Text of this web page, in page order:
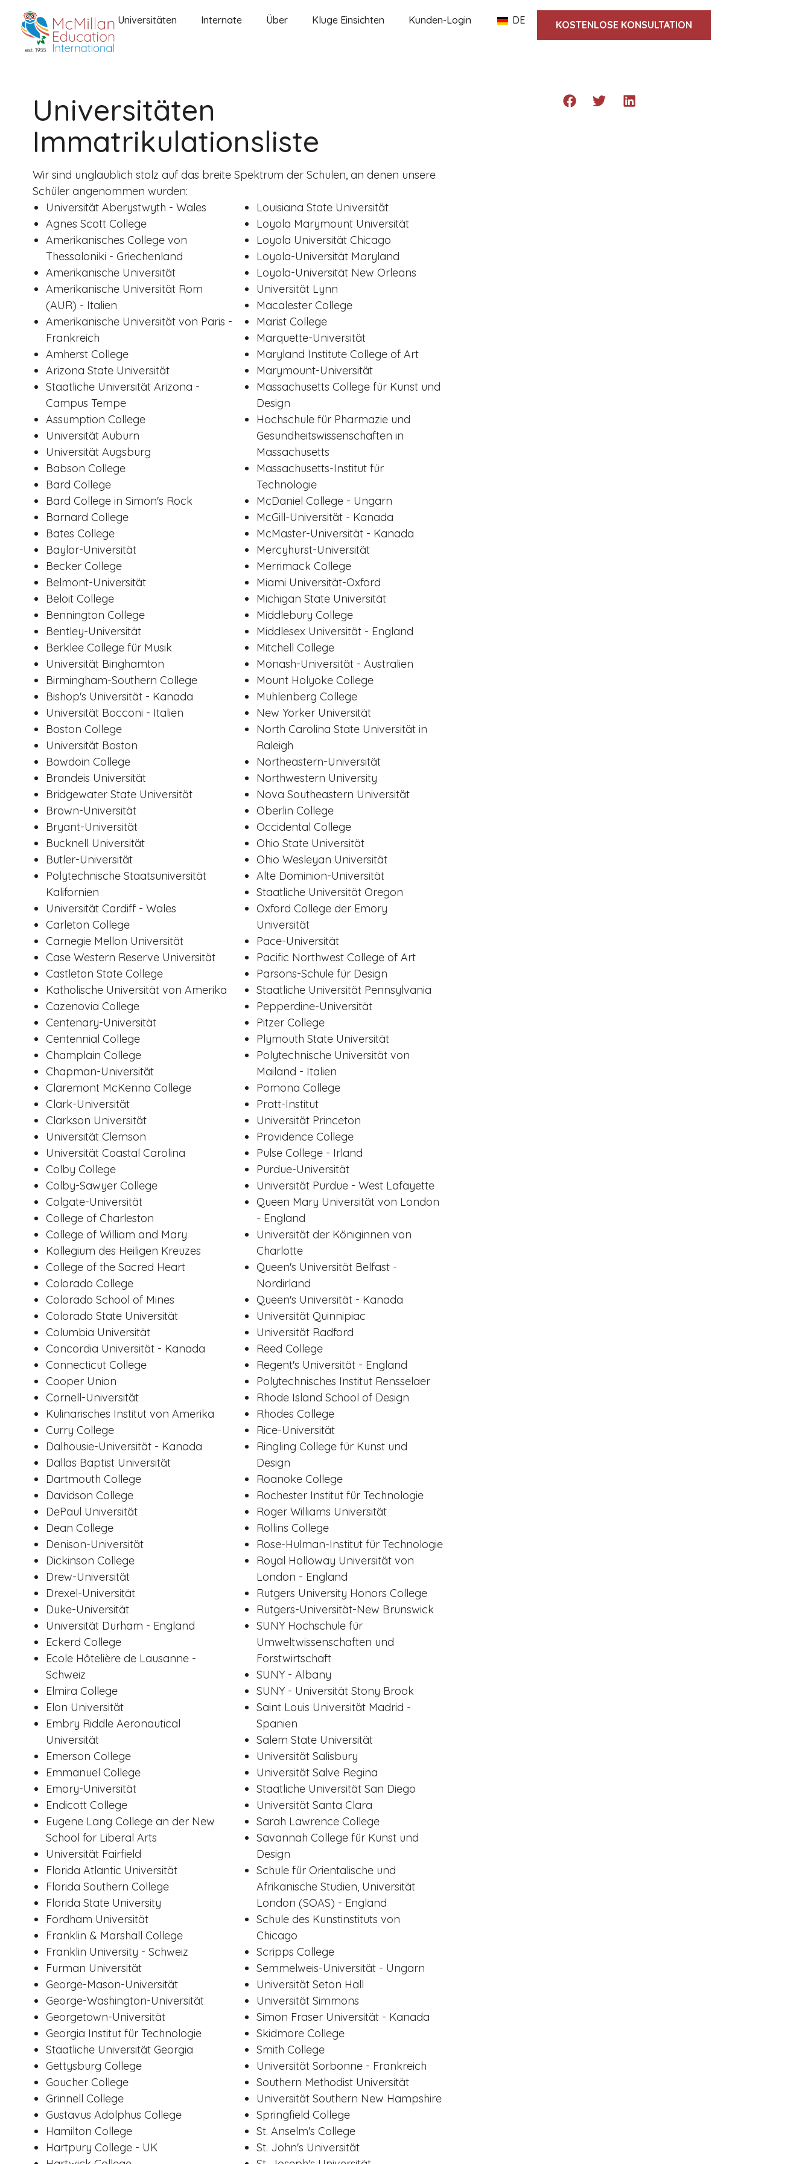
Universitäten Internate Über Kluge Einsichten Kunden-Login DE KOSTENLOSE KONSULTATION
Universitäten
Immatrikulationsliste
Wir sind unglaublich stolz auf das breite Spektrum der Schulen, an denen unsere
Schüler angenommen wurden:
Universität Aberystwyth - Wales
Agnes Scott College
Amerikanisches College von
Thessaloniki - Griechenland
Amerikanische Universität
Amerikanische Universität Rom
(AUR) - Italien
Amerikanische Universität von Paris -
Frankreich
Amherst College
Arizona State Universität
Staatliche Universität Arizona -
Campus Tempe
Assumption College
Universität Auburn
Universität Augsburg
Babson College
Bard College
Bard College in Simon's Rock
Barnard College
Bates College
Baylor-Universität
Becker College
Belmont-Universität
Beloit College
Bennington College
Bentley-Universität
Berklee College für Musik
Universität Binghamton
Birmingham-Southern College
Bishop's Universität - Kanada
Universität Bocconi - Italien
Boston College
Universität Boston
Bowdoin College
Brandeis Universität
Bridgewater State Universität
Brown-Universität
Bryant-Universität
Bucknell Universität
Butler-Universität
Polytechnische Staatsuniversität
Kalifornien
Universität Cardiff - Wales
Carleton College
Carnegie Mellon Universität
Case Western Reserve Universität
Castleton State College
Katholische Universität von Amerika
Cazenovia College
Centenary-Universität
Centennial College
Champlain College
Chapman-Universität
Claremont McKenna College
Clark-Universität
Clarkson Universität
Universität Clemson
Universität Coastal Carolina
Colby College
Colby-Sawyer College
Colgate-Universität
College of Charleston
College of William and Mary
Kollegium des Heiligen Kreuzes
College of the Sacred Heart
Colorado College
Colorado School of Mines
Colorado State Universität
Columbia Universität
Concordia Universität - Kanada
Connecticut College
Cooper Union
Cornell-Universität
Kulinarisches Institut von Amerika
Curry College
Dalhousie-Universität - Kanada
Dallas Baptist Universität
Dartmouth College
Davidson College
DePaul Universität
Dean College
Denison-Universität
Dickinson College
Drew-Universität
Drexel-Universität
Duke-Universität
Universität Durham - England
Eckerd College
Ecole Hôtelière de Lausanne -
Schweiz
Elmira College
Elon Universität
Embry Riddle Aeronautical
Universität
Emerson College
Emmanuel College
Emory-Universität
Endicott College
Eugene Lang College an der New
School for Liberal Arts
Universität Fairfield
Florida Atlantic Universität
Florida Southern College
Florida State University
Fordham Universität
Franklin & Marshall College
Franklin University - Schweiz
Furman Universität
George-Mason-Universität
George-Washington-Universität
Georgetown-Universität
Georgia Institut für Technologie
Staatliche Universität Georgia
Gettysburg College
Goucher College
Grinnell College
Gustavus Adolphus College
Hamilton College
Hartpury College - UK
Louisiana State Universität
Loyola Marymount Universität
Loyola Universität Chicago
Loyola-Universität Maryland
Loyola-Universität New Orleans
Universität Lynn
Macalester College
Marist College
Marquette-Universität
Maryland Institute College of Art
Marymount-Universität
Massachusetts College für Kunst und
Design
Hochschule für Pharmazie und
Gesundheitswissenschaften in
Massachusetts
Massachusetts-Institut für
Technologie
McDaniel College - Ungarn
McGill-Universität - Kanada
McMaster-Universität - Kanada
Mercyhurst-Universität
Merrimack College
Miami Universität-Oxford
Michigan State Universität
Middlebury College
Middlesex Universität - England
Mitchell College
Monash-Universität - Australien
Mount Holyoke College
Muhlenberg College
New Yorker Universität
North Carolina State Universität in
Raleigh
Northeastern-Universität
Northwestern University
Nova Southeastern Universität
Oberlin College
Occidental College
Ohio State Universität
Ohio Wesleyan Universität
Alte Dominion-Universität
Staatliche Universität Oregon
Oxford College der Emory
Universität
Pace-Universität
Pacific Northwest College of Art
Parsons-Schule für Design
Staatliche Universität Pennsylvania
Pepperdine-Universität
Pitzer College
Plymouth State Universität
Polytechnische Universität von
Mailand - Italien
Pomona College
Pratt-Institut
Universität Princeton
Providence College
Pulse College - Irland
Purdue-Universität
Universität Purdue - West Lafayette
Queen Mary Universität von London
- England
Universität der Königinnen von
Charlotte
Queen's Universität Belfast -
Nordirland
Queen's Universität - Kanada
Universität Quinnipiac
Universität Radford
Reed College
Regent's Universität - England
Polytechnisches Institut Rensselaer
Rhode Island School of Design
Rhodes College
Rice-Universität
Ringling College für Kunst und
Design
Roanoke College
Rochester Institut für Technologie
Roger Williams Universität
Rollins College
Rose-Hulman-Institut für Technologie
Royal Holloway Universität von
London - England
Rutgers University Honors College
Rutgers-Universität-New Brunswick
SUNY Hochschule für
Umweltwissenschaften und
Forstwirtschaft
SUNY - Albany
SUNY - Universität Stony Brook
Saint Louis Universität Madrid -
Spanien
Salem State Universität
Universität Salisbury
Universität Salve Regina
Staatliche Universität San Diego
Universität Santa Clara
Sarah Lawrence College
Savannah College für Kunst und
Design
Schule für Orientalische und
Afrikanische Studien, Universität
London (SOAS) - England
Schule des Kunstinstituts von
Chicago
Scripps College
Semmelweis-Universität - Ungarn
Universität Seton Hall
Universität Simmons
Simon Fraser Universität - Kanada
Skidmore College
Smith College
Universität Sorbonne - Frankreich
Southern Methodist Universität
Universität Southern New Hampshire
Springfield College
St. Anselm's College
St. John's Universität